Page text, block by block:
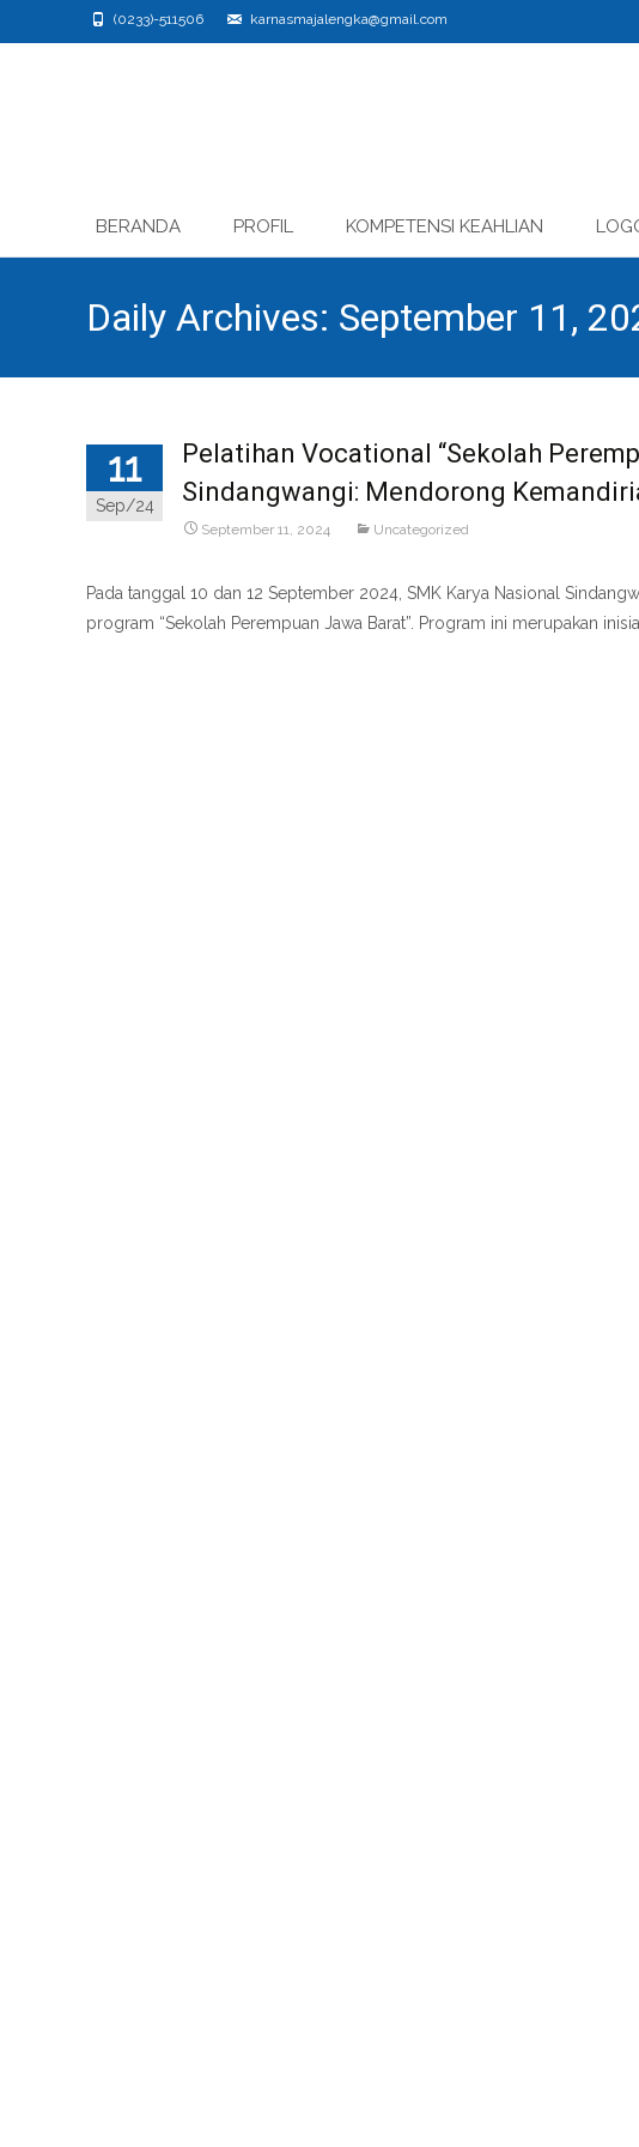
(0233)-511506 karnasmajalengka@gmail.com
BERANDA PROFIL KOMPETENSI KEAHLIAN
Daily Archives: September 11,
11
Sep/24
Pelatihan Vocational “Sekolah
Sindangwangi: Mendorong
September 11, 2024 Uncategorized
Pada tanggal 10 dan 12 September 2024, SMK Karya Nasional
program “Sekolah Perempuan Jawa Barat”. Program ini merupakan